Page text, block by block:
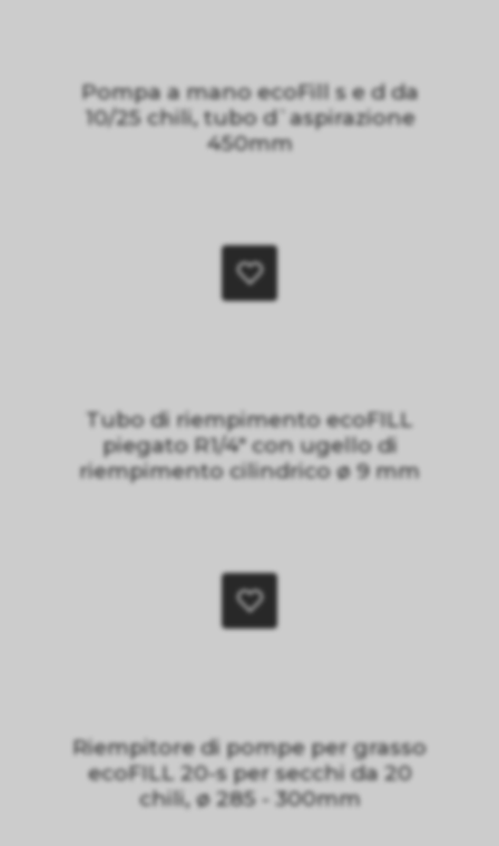
Pompa a mano ecoFill s e d da
10/25 chili, tubo d`aspirazione
450mm
Tubo di riempimento ecoFILL
piegato R1/4" con ugello di
riempimento cilindrico ø 9 mm
Riempitore di pompe per grasso
ecoFILL 20-s per secchi da 20
chili, ø 285 - 300mm